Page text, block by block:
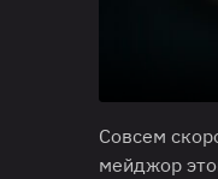
Совсем
мейджор